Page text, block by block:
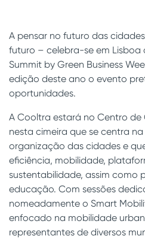
A pensar no futuro das
futuro – celebra-se em Lisboa
Summit by Green Business
edição deste ano o evento
oportunidades.
A Cooltra estará no Centro de
nesta cimeira que se centra
organização das cidades e
eficiência, mobilidade,
sustentabilidade, assim como
educação. Com sessões
nomeadamente o Smart
enfocado na mobilidade
representantes de diversos